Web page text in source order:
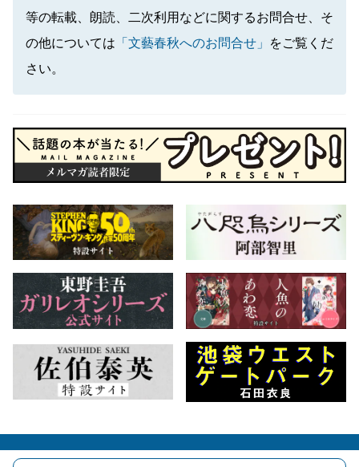
等の転載、朗読、二次利用などに関するお問合せ、そ
の他については 「文藝春秋へのお問合せ」
をご覧くだ
さい。
会社概要 自費出版のご案内 お問合せ